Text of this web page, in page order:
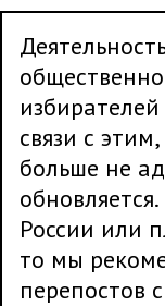
связи с
больше не
России или
то мы
перепостов